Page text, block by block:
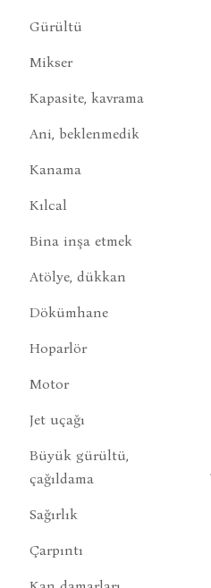
Gürültü
Mikser
Kapasite, kavrama
Ani, beklenmedik
Kanama
Kılcal
Bina inşa etmek
Atölye, dükkan
Dökümhane
Hoparlör
Motor
Jet uçağı
Büyük gürültü,
çağıldama
Sağırlık
Çarpıntı